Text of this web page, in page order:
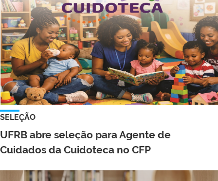
SELEÇÃO
UFRB abre seleção para Agente de
Cuidados da Cuidoteca no CFP